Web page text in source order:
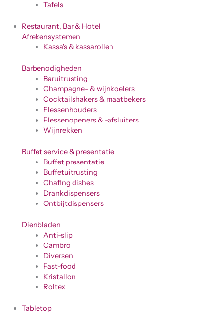
Tafels
Restaurant, Bar & Hotel
Afrekensystemen
Kassa's & kassarollen
Barbenodigheden
Baruitrusting
Champagne- & wijnkoelers
Cocktailshakers & maatbekers
Flessenhouders
Flessenopeners & -afsluiters
Wijnrekken
Buffet service & presentatie
Buffet presentatie
Buffetuitrusting
Chafing dishes
Drankdispensers
Ontbijtdispensers
Dienbladen
Anti-slip
Cambro
Diversen
Fast-food
Kristallon
Roltex
Tabletop